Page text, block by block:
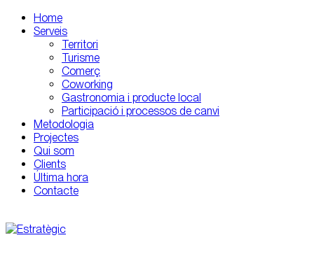
Home
Serveis
Territori
Turisme
Comerç
Coworking
Gastronomia i producte local
Participació i processos de canvi
Metodologia
Projectes
Qui som
Clients
Última hora
Contacte